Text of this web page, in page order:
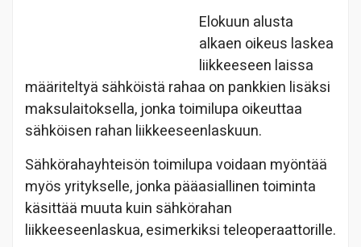
Elokuun alusta
alkaen oikeus laskea
liikkeeseen laissa
määriteltyä sähköistä rahaa on pankkien lisäksi
maksulaitoksella, jonka toimilupa oikeuttaa
sähköisen rahan liikkeeseenlaskuun.
Sähkörahayhteisön toimilupa voidaan myöntää
myös yritykselle, jonka pääasiallinen toiminta
käsittää muuta kuin sähkörahan
liikkeeseenlaskua, esimerkiksi teleoperaattorille.